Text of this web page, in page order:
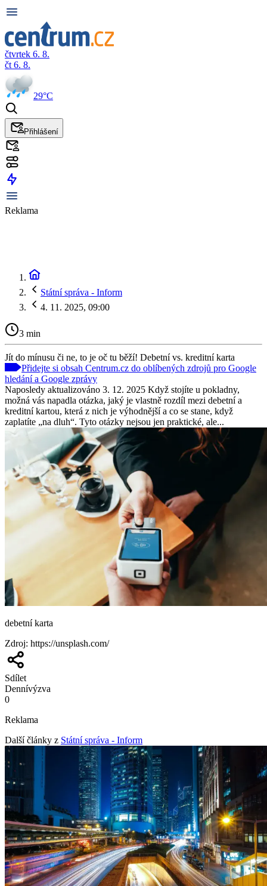
čtvrtek 6. 8.
čt 6. 8.
29°C
Přihlášení
Reklama
Státní správa - Inform
4. 11. 2025, 09:00
3 min
Jít do mínusu či ne, to je oč tu běží! Debetní vs. kreditní karta
Přidejte si obsah Centrum.cz do oblíbených zdrojů pro Google
hledání a Google zprávy
Naposledy aktualizováno 3. 12. 2025 Když stojíte u pokladny,
možná vás napadla otázka, jaký je vlastně rozdíl mezi debetní a
kreditní kartou, která z nich je výhodnější a co se stane, když
zaplatíte „na dluh“. Tyto otázky nejsou jen praktické, ale...
debetní karta
Zdroj: https://unsplash.com/
Sdílet
Dennívýzva
0
Reklama
Další články z Státní správa - Inform